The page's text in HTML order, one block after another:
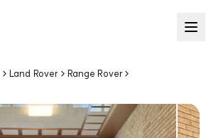
Land Rover
Range Rover